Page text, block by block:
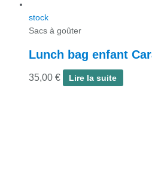
stock
Sacs à goûter
Lunch bag enfant
35,00 € Lire la suite